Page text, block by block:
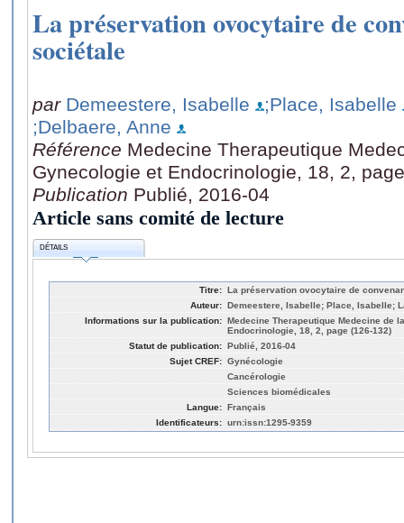
La préservation ovocytaire de
sociétale
par Demeestere, Isabelle
;Place, Isabelle
;Delbaere, Anne
Référence Medecine Therapeutique
Gynecologie et Endocrinologie, 18, 2,
Publication Publié, 2016-04
Article sans comité de lecture
DÉTAILS
Titre: La préservation ovocytaire de
Auteur: Demeestere, Isabelle; Place, Isabelle;
Informations sur la publication: Medecine Therapeutique Medecine de
Endocrinologie, 18, 2, page (126-132)
Statut de publication: Publié, 2016-04
Sujet CREF: Gynécologie
Cancérologie
Sciences biomédicales
Langue: Français
Identificateurs: urn:issn:1295-9359